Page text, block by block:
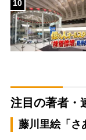
10
注目の著者・
藤川里絵「さ